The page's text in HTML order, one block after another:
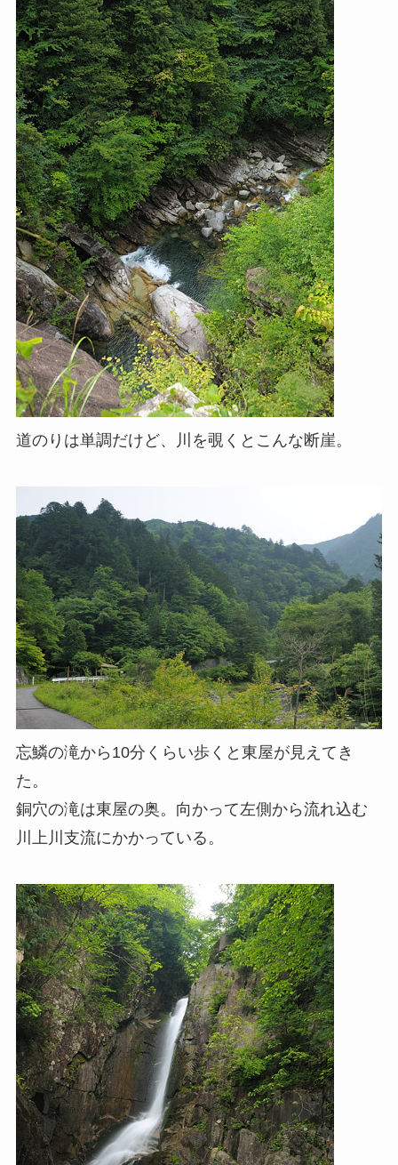
道のりは単調だけど、川を覗くとこんな断崖。
忘鱗の滝から10分くらい歩くと東屋が見えてき
た。
銅穴の滝は東屋の奥。向かって左側から流れ込む
川上川支流にかかっている。